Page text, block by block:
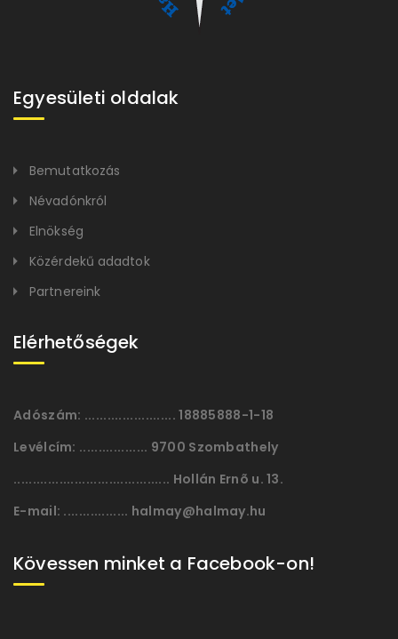
Egyesületi oldalak
Bemutatkozás
Névadónkról
Elnökség
Közérdekű adadtok
Partnereink
Elérhetőségek
Adószám: ........................ 18885888-1-18
Levélcím: .................. 9700 Szombathely
......................................... Hollán Ernõ u. 13.
E-mail: ................. halmay@halmay.hu
Kövessen minket a Facebook-on!